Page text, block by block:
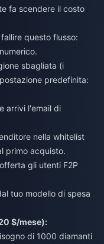
fa scendere il costo
questo flusso:
sbagliata (i
predefinita:
arrivi l'email di
nella whitelist
primo acquisto.
gli utenti F2P
tuo modello di spesa
$/mese):
di 1000 diamanti